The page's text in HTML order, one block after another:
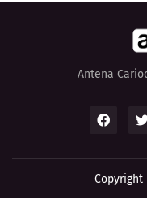
Antena
Copyright